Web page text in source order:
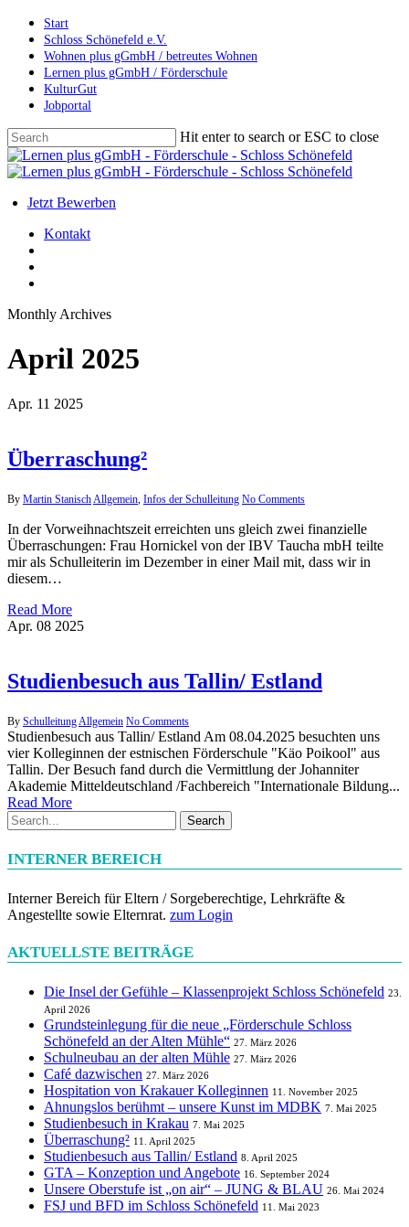
Skip
main
content
Start
Schloss Schönefeld e.V.
Wohnen plus gGmbH / betreutes Wohnen
Lernen plus gGmbH / Förderschule
KulturGut
Jobportal
Hit enter to search or ESC to close
Close
Search
search
account
MenuJetzt Bewerben
Kontakt
Monthly Archives
April 2025
Apr. 11 2025
Überraschung²
By Martin Stanisch Allgemein Infos der Schulleitung No Comments
In der Vorweihnachtszeit erreichten uns gleich zwei finanzielle
Überraschungen: Frau Hornickel von der IBV Taucha mbH teilte
mir als Schulleiterin im Dezember in einer Mail mit, dass wir in
diesem…
Read More
Apr. 08 2025
Studienbesuch aus Tallin/ Estland
By Schulleitung Allgemein No Comments
Studienbesuch aus Tallin/ Estland Am 08.04.2025 besuchten uns
vier Kolleginnen der estnischen Förderschule "Käo Poikool" aus
Tallin. Der Besuch fand durch die Vermittlung der Johanniter
Akademie Mitteldeutschland /Fachbereich "Internationale Bildung...
Read More
Search
INTERNER BEREICH
Interner Bereich für Eltern / Sorgeberechtige, Lehrkräfte &
Angestellte sowie Elternrat. zum Login
AKTUELLSTE BEITRÄGE
Die Insel der Gefühle – Klassenprojekt Schloss Schönefeld 23.
April 2026
Grundsteinlegung für die neue „Förderschule Schloss
Schönefeld an der Alten Mühle“ 27. März 2026
Schulneubau an der alten Mühle 27. März 2026
Café dazwischen 27. März 2026
Hospitation von Krakauer Kolleginnen 11. November 2025
Ahnungslos berühmt – unsere Kunst im MDBK 7. Mai 2025
Studienbesuch in Krakau 7. Mai 2025
Überraschung² 11. April 2025
Studienbesuch aus Tallin/ Estland 8. April 2025
GTA – Konzeption und Angebote 16. September 2024
Unsere Oberstufe ist „on air“ – JUNG & BLAU 26. Mai 2024
FSJ und BFD im Schloss Schönefeld 11. Mai 2023